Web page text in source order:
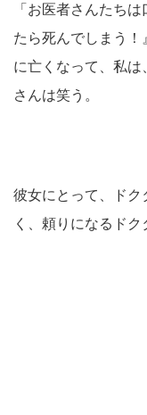
「お医者さんたち
たら死んでしまう
に亡くなって、私
さんは笑う。
彼女にとって、ドク
く、頼りになるドク